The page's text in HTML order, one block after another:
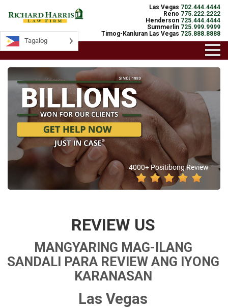
Las Vegas 702.444.4444
Reno 775.222.2222
Henderson 725.444.4444
Summerlin 725.999.9999
Timog-Kanluran Las Vegas 725.888.8888
4000+ Positibong Review
REVIEW US
MANGYARING MAG-ILANG
SANDALI PARA REVIEW ANG IYONG
KARANASAN
Las Vegas
Tagalog